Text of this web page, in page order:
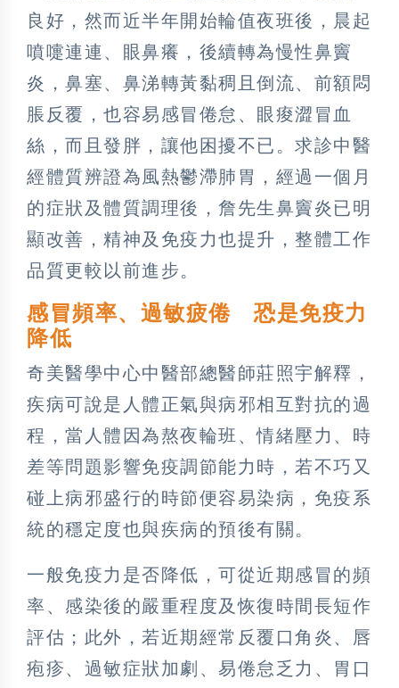
良好，然而近半年開始輪值夜班後，晨起
噴嚏連連、眼鼻癢，後續轉為慢性鼻竇
炎，鼻塞、鼻涕轉黃黏稠且倒流、前額悶
脹反覆，也容易感冒倦怠、眼痠澀冒血
絲，而且發胖，讓他困擾不已。求診中醫
經體質辨證為風熱鬱滯肺胃，經過一個月
的症狀及體質調理後，詹先生鼻竇炎已明
顯改善，精神及免疫力也提升，整體工作
品質更較以前進步。
感冒頻率、過敏疲倦 恐是免疫力
降低
奇美醫學中心中醫部總醫師莊照宇解釋，
疾病可說是人體正氣與病邪相互對抗的過
程，當人體因為熬夜輪班、情緒壓力、時
差等問題影響免疫調節能力時，若不巧又
碰上病邪盛行的時節便容易染病，免疫系
統的穩定度也與疾病的預後有關。
一般免疫力是否降低，可從近期感冒的頻
率、感染後的嚴重程度及恢復時間長短作
評估；此外，若近期經常反覆口角炎、唇
疱疹、過敏症狀加劇、易倦怠乏力、胃口